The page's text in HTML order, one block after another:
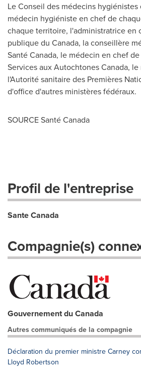
Le Conseil des médecins
médecin hygiéniste en chef de
chaque territoire, l'administratrice en
publique du Canada, la conseillère
SantéCanada, le médecin en chef
Services aux Autochtones Canada,
l'Autorité sanitaire des Premières
d'office d'autres ministères fédéraux.
SOURCE SantéCanada
Profil de l'entreprise
Sante Canada
Compagnie(s)
Gouvernement du Canada
Autres communiqués de la compagnie
Déclaration du premier ministre Carney
Lloyd Robertson